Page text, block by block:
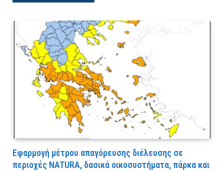
Εφαρμογή μέτρου απαγόρευσης διέλευσης σε
περιοχές NATURA, δασικά οικοσυστήματα, πάρκα και